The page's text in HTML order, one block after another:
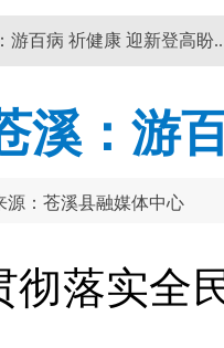
游百病 祈健康 迎新登高盼
溪：游
源：苍溪县融媒体中心
彻落实全